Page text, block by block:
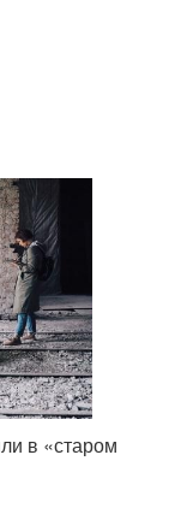
в «старом